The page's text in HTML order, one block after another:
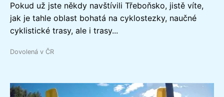
Pokud už jste někdy navštívili Třeboňsko, jistě víte,
jak je tahle oblast bohatá na cyklostezky, naučné
cyklistické trasy, ale i trasy...
Dovolená v ČR